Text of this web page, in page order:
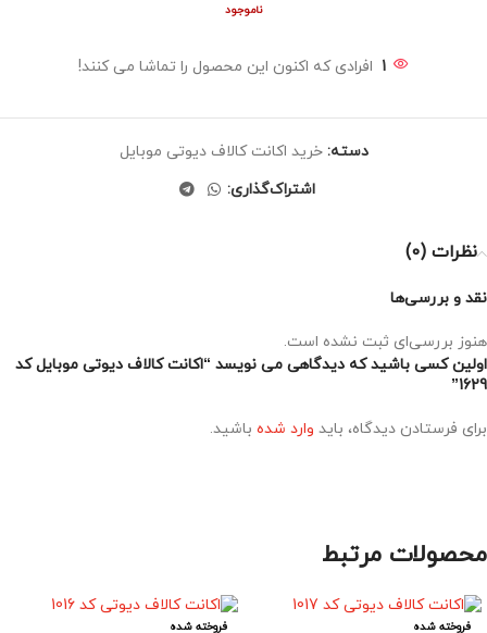
ناموجود
1 افرادی که اکنون این محصول را تماشا می کنند!
دسته: خرید اکانت کالاف دیوتی موبایل
اشتراک‌گذاری:
نظرات (0)
نقد و بررسی‌ها
هنوز بررسی‌ای ثبت نشده است.
اولین کسی باشید که دیدگاهی می نویسد “اکانت کالاف دیوتی موبایل کد
1629”
برای فرستادن دیدگاه، باید وارد شده باشید.
محصولات مرتبط
فروخته شده
فروخته شده